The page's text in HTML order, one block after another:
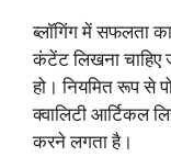
ब्लॉगिंग में सफलता
कंटेंट लिखना चाहिए
हो। नियमित रूप से
क्वालिटी आर्टिकल
करने लगता है।